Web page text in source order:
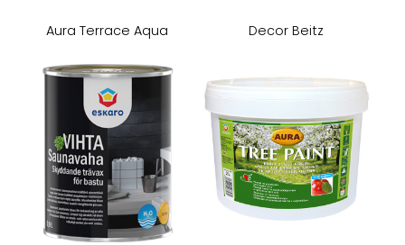
Aura Terrace Aqua Decor Beitz